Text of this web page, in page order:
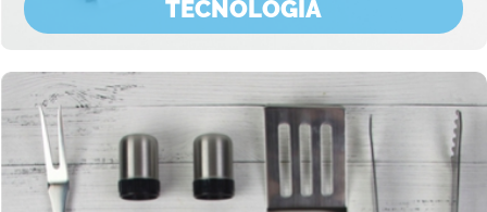
TECNOLOGÍA